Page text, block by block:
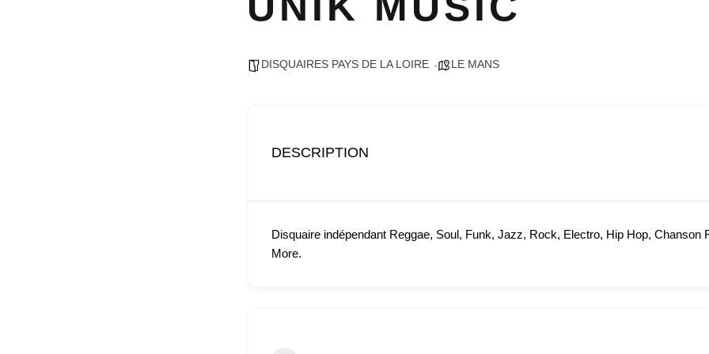
DISQUAIRES PAYS DE LA LOIRE LE MANS
DESCRIPTION
Disquaire indépendant Reggae, Soul, Funk, Jazz, Rock, Electro, Hip Hop, Chanson
More.